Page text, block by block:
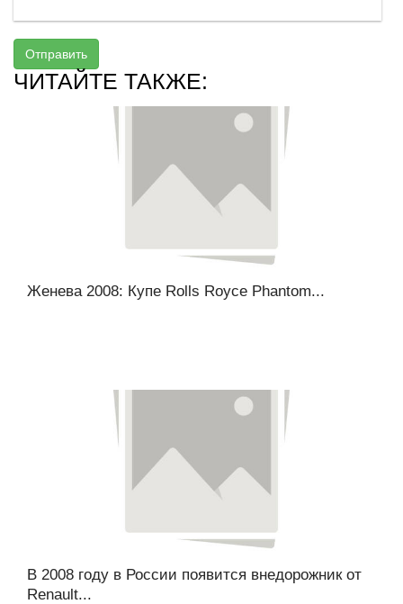
Отправить
ЧИТАЙТЕ ТАКЖЕ:
Женева 2008: Купе Rolls Royce Phantom...
В 2008 году в России появится внедорожник от
Renault...